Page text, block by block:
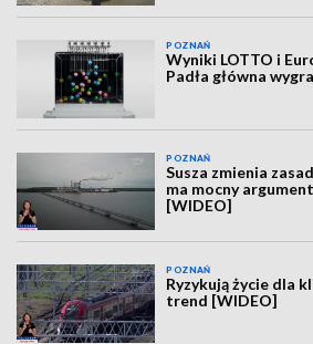
POZNAŃ
Wyniki LOTTO i
Padła główna
POZNAŃ
Susza zmienia
ma mocny
[WIDEO]
POZNAŃ
Ryzykują życie dla
trend [WIDEO]